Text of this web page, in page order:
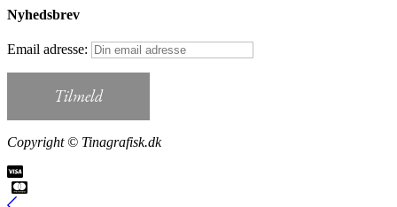
Nyhedsbrev
Email adresse:
Copyright © Tinagrafisk.dk